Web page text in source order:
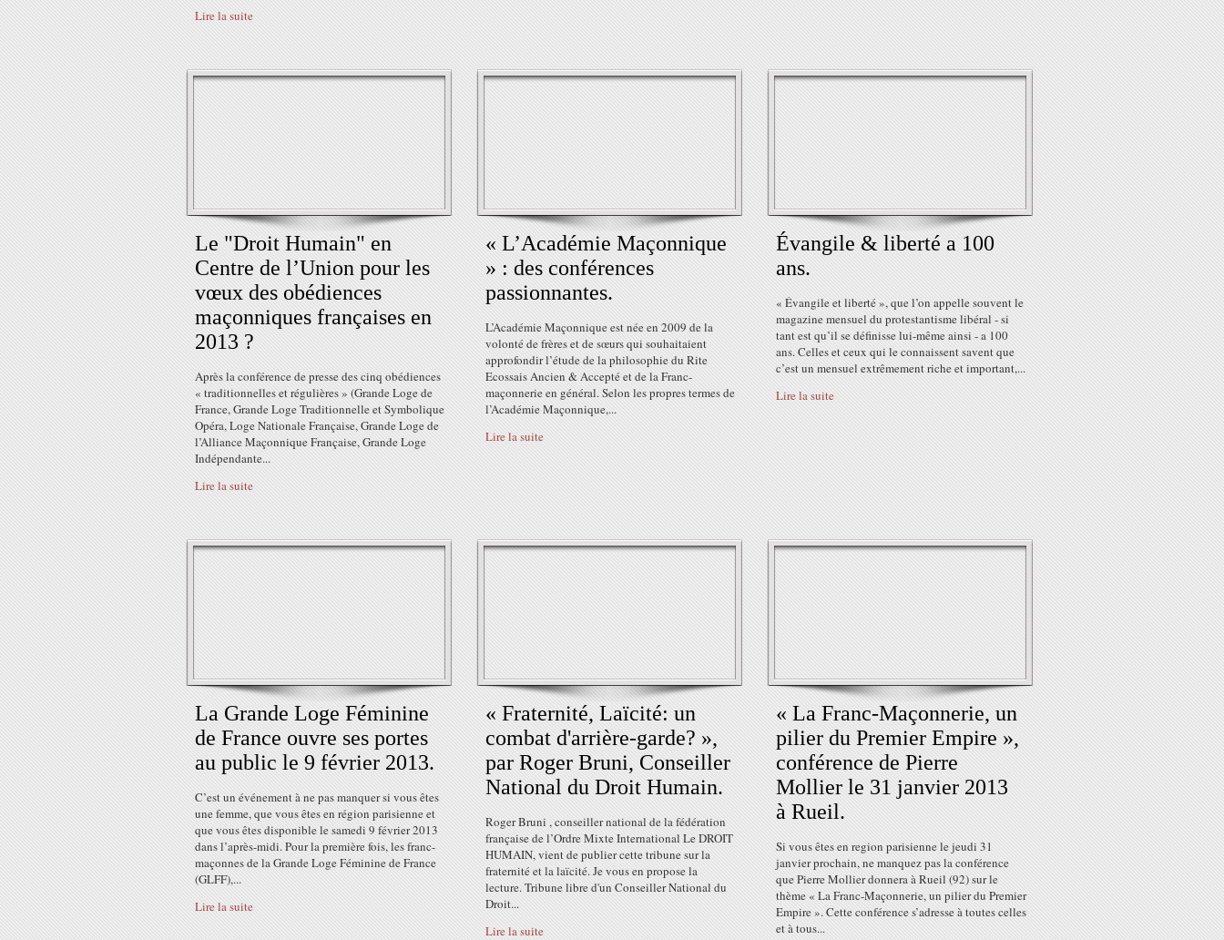
Lire la suite
Le "Droit Humain" en
Centre de l’Union pour les
vœux des obédiences
maçonniques françaises en
2013 ?
Après la conférence de presse des cinq obédiences
« traditionnelles et régulières » (Grande Loge de
France, Grande Loge Traditionnelle et Symbolique
Opéra, Loge Nationale Française, Grande Loge de
l’Alliance Maçonnique Française, Grande Loge
Indépendante...
Lire la suite
« L’Académie Maçonnique
» : des conférences
passionnantes.
L’Académie Maçonnique est née en 2009 de la
volonté de frères et de sœurs qui souhaitaient
approfondir l’étude de la philosophie du Rite
Ecossais Ancien & Accepté et de la Franc-
maçonnerie en général. Selon les propres termes de
l’Académie Maçonnique,...
Lire la suite
Évangile & liberté a 100
ans.
« Évangile et liberté », que l’on appelle souvent le
magazine mensuel du protestantisme libéral - si
tant est qu’il se définisse lui-même ainsi - a 100
ans. Celles et ceux qui le connaissent savent que
c’est un mensuel extrêmement riche et important,...
Lire la suite
La Grande Loge Féminine
de France ouvre ses portes
au public le 9 février 2013.
C’est un événement à ne pas manquer si vous êtes
une femme, que vous êtes en région parisienne et
que vous êtes disponible le samedi 9 février 2013
dans l’après-midi. Pour la première fois, les franc-
maçonnes de la Grande Loge Féminine de France
(GLFF),...
Lire la suite
« Fraternité, Laïcité: un
combat d'arrière-garde? »,
par Roger Bruni, Conseiller
National du Droit Humain.
Roger Bruni , conseiller national de la fédération
française de l’Ordre Mixte International Le DROIT
HUMAIN, vient de publier cette tribune sur la
fraternité et la laïcité. Je vous en propose la
lecture. Tribune libre d'un Conseiller National du
Droit...
Lire la suite
« La Franc-Maçonnerie, un
pilier du Premier Empire »,
conférence de Pierre
Mollier le 31 janvier 2013
à Rueil.
Si vous êtes en region parisienne le jeudi 31
janvier prochain, ne manquez pas la conférence
que Pierre Mollier donnera à Rueil (92) sur le
thème « La Franc-Maçonnerie, un pilier du Premier
Empire ». Cette conférence s’adresse à toutes celles
et à tous...